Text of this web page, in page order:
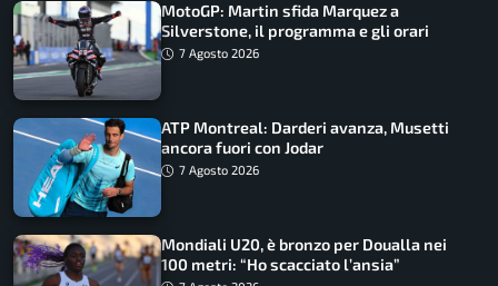
MotoGP: Martin sfida Marquez a
Silverstone, il programma e gli orari
7 Agosto 2026
ATP Montreal: Darderi avanza, Musetti
ancora fuori con Jodar
7 Agosto 2026
Mondiali U20, è bronzo per Doualla nei
100 metri: “Ho scacciato l’ansia”